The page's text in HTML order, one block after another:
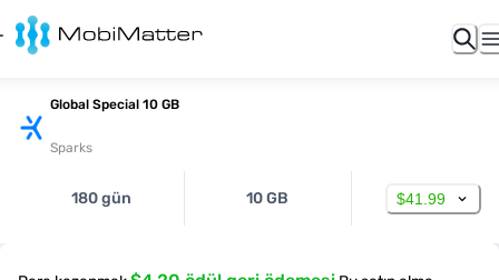
Global Special 10 GB
Sparks
180 gün 10 GB $41.99